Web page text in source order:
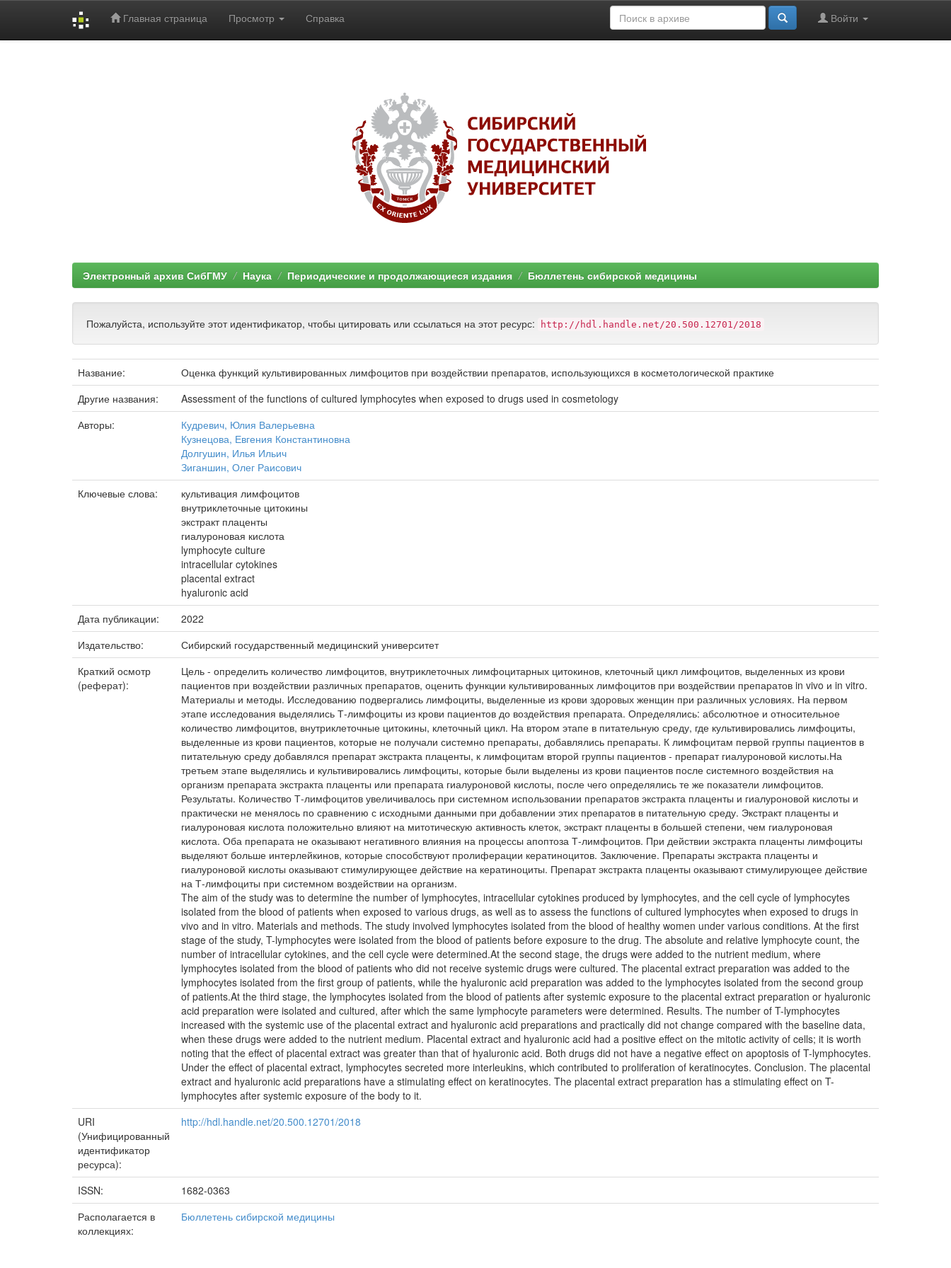
Главная страница Просмотр Справка Войти
Электронный архив СибГМУ Наука Периодические и продолжающиеся издания Бюллетень сибирской медицины
Пожалуйста, используйте этот идентификатор, чтобы цитировать или ссылаться на этот ресурс: http://hdl.handle.net/20.500.12701/2018
Название:
Оценка функций культивированных лимфоцитов при воздействии препаратов, использующихся в косметологической практике
Другие названия:
Assessment of the functions of cultured lymphocytes when exposed to drugs used in cosmetology
Авторы:
Кудревич, Юлия Валерьевна
Кузнецова, Евгения Константиновна
Долгушин, Илья Ильич
Зиганшин, Олег Раисович
Ключевые слова:
культивация лимфоцитов
внутриклеточные цитокины
экстракт плаценты
гиалуроновая кислота
lymphocyte culture
intracellular cytokines
placental extract
hyaluronic acid
Дата публикации:
2022
Издательство:
Сибирский государственный медицинский университет
Краткий осмотр
(реферат):
Цель - определить количество лимфоцитов, внутриклеточных лимфоцитарных цитокинов, клеточный цикл лимфоцитов, выделенных из крови
пациентов при воздействии различных препаратов, оценить функции культивированных лимфоцитов при воздействии препаратов in vivo и in vitro.
Материалы и методы. Исследованию подвергались лимфоциты, выделенные из крови здоровых женщин при различных условиях. На первом
этапе исследования выделялись Т-лимфоциты из крови пациентов до воздействия препарата. Определялись: абсолютное и относительное
количество лимфоцитов, внутриклеточные цитокины, клеточный цикл. На втором этапе в питательную среду, где культивировались лимфоциты,
выделенные из крови пациентов, которые не получали системно препараты, добавлялись препараты. К лимфоцитам первой группы пациентов в
питательную среду добавлялся препарат экстракта плаценты, к лимфоцитам второй группы пациентов - препарат гиалуроновой кислоты.На
третьем этапе выделялись и культивировались лимфоциты, которые были выделены из крови пациентов после системного воздействия на
организм препарата экстракта плаценты или препарата гиалуроновой кислоты, после чего определялись те же показатели лимфоцитов.
Результаты. Количество Т-лимфоцитов увеличивалось при системном использовании препаратов экстракта плаценты и гиалуроновой кислоты и
практически не менялось по сравнению с исходными данными при добавлении этих препаратов в питательную среду. Экстракт плаценты и
гиалуроновая кислота положительно влияют на митотическую активность клеток, экстракт плаценты в большей степени, чем гиалуроновая
кислота. Оба препарата не оказывают негативного влияния на процессы апоптоза Т-лимфоцитов. При действии экстракта плаценты лимфоциты
выделяют больше интерлейкинов, которые способствуют пролиферации кератиноцитов. Заключение. Препараты экстракта плаценты и
гиалуроновой кислоты оказывают стимулирующее действие на кератиноциты. Препарат экстракта плаценты оказывают стимулирующее действие
на Т-лимфоциты при системном воздействии на организм.
The aim of the study was to determine the number of lymphocytes, intracellular cytokines produced by lymphocytes, and the cell cycle of lymphocytes
isolated from the blood of patients when exposed to various drugs, as well as to assess the functions of cultured lymphocytes when exposed to drugs in
vivo and in vitro. Materials and methods. The study involved lymphocytes isolated from the blood of healthy women under various conditions. At the first
stage of the study, T-lymphocytes were isolated from the blood of patients before exposure to the drug. The absolute and relative lymphocyte count, the
number of intracellular cytokines, and the cell cycle were determined.At the second stage, the drugs were added to the nutrient medium, where
lymphocytes isolated from the blood of patients who did not receive systemic drugs were cultured. The placental extract preparation was added to the
lymphocytes isolated from the first group of patients, while the hyaluronic acid preparation was added to the lymphocytes isolated from the second group
of patients.At the third stage, the lymphocytes isolated from the blood of patients after systemic exposure to the placental extract preparation or hyaluronic
acid preparation were isolated and cultured, after which the same lymphocyte parameters were determined. Results. The number of T-lymphocytes
increased with the systemic use of the placental extract and hyaluronic acid preparations and practically did not change compared with the baseline data,
when these drugs were added to the nutrient medium. Placental extract and hyaluronic acid had a positive effect on the mitotic activity of cells; it is worth
noting that the effect of placental extract was greater than that of hyaluronic acid. Both drugs did not have a negative effect on apoptosis of T-lymphocytes.
Under the effect of placental extract, lymphocytes secreted more interleukins, which contributed to proliferation of keratinocytes. Conclusion. The placental
extract and hyaluronic acid preparations have a stimulating effect on keratinocytes. The placental extract preparation has a stimulating effect on T-
lymphocytes after systemic exposure of the body to it.
URI
(Унифицированный
идентификатор
ресурса):
http://hdl.handle.net/20.500.12701/2018
ISSN:
1682-0363
Располагается в
коллекциях:
Бюллетень сибирской медицины